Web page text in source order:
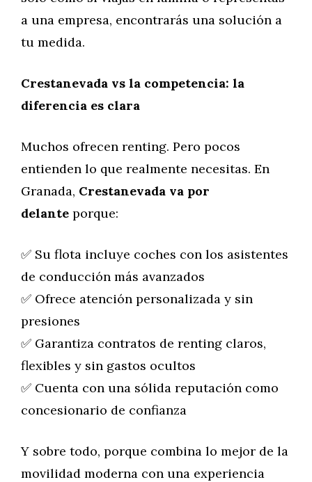
a una empresa, encontrarás una solución a
tu medida.
Crestanevada vs la competencia: la
diferencia es clara
Muchos ofrecen renting. Pero pocos
entienden lo que realmente necesitas. En
Granada, Crestanevada va por
delante porque:
✅ Su flota incluye coches con los asistentes
de conducción más avanzados
✅ Ofrece atención personalizada y sin
presiones
✅ Garantiza contratos de renting claros,
flexibles y sin gastos ocultos
✅ Cuenta con una sólida reputación como
concesionario de confianza
Y sobre todo, porque combina lo mejor de la
movilidad moderna con una experiencia